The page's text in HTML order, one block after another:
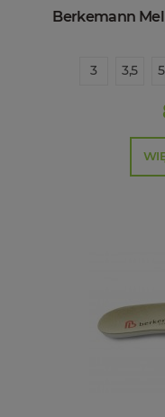
Berkemann
3 3,5